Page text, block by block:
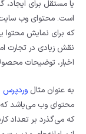
یا مستقل برای
است. محتوای وب
که برای نمایش محتوا
نقش زیادی در تجارت
اخبار، توضیحات
به عنوان مثال وردپرس
محتوای وب می‌باشد که
که می‌گذرد بر تعداد